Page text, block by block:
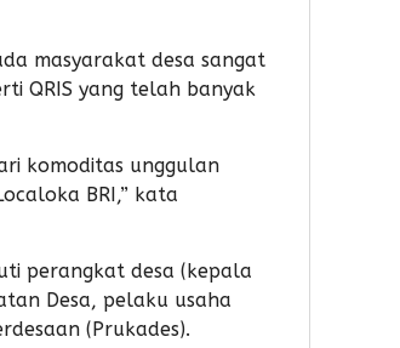
masyarakat desa sangat
QRIS yang telah banyak
komoditas unggulan
BRI,” kata
perangkat desa (kepala
Desa, pelaku usaha
(Prukades).